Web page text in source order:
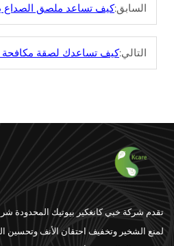
السابق:كيف تساعد ملصق الصداع بعد
التالي:كيف تساعدك لصقة مكافحة الصداع الناتج عن
تقدم شركة خبي كانغكير بيوتيك
لمنع الشخير وتخفيف احتقان الأنف وتحسين